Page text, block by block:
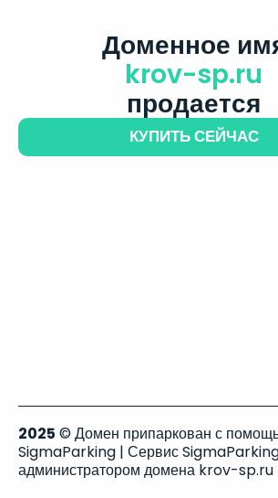
Доменное
krov-sp.ru
продается
КУПИТЬ СЕЙЧАС
2025 © Домен припаркован с
SigmaParking | Сервис
администратором домена krov-sp.ru